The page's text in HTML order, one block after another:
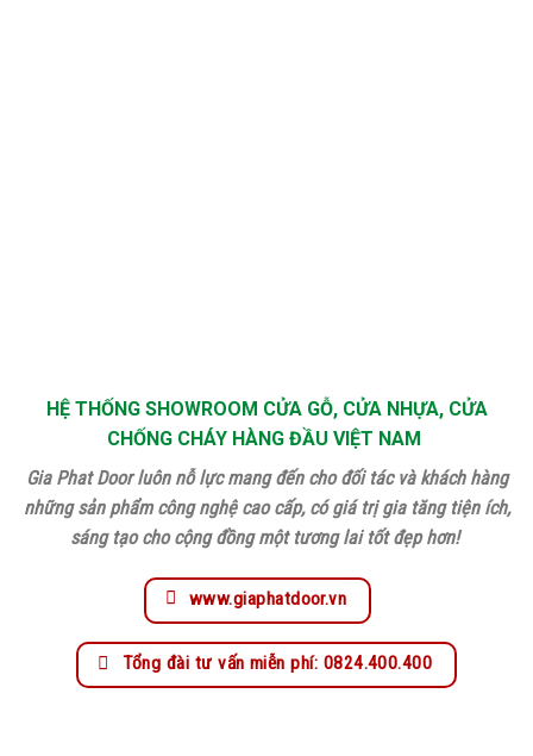
HỆ THỐNG SHOWROOM CỬA GỖ, CỬA NHỰA, CỬA
CHỐNG CHÁY HÀNG ĐẦU VIỆT NAM
Gia Phat Door luôn nỗ lực mang đến cho đối tác và khách hàng
những sản phẩm công nghệ cao cấp, có giá trị gia tăng tiện ích,
sáng tạo cho cộng đồng một tương lai tốt đẹp hơn!
www.giaphatdoor.vn
Tổng đài tư vấn miễn phí: 0824.400.400